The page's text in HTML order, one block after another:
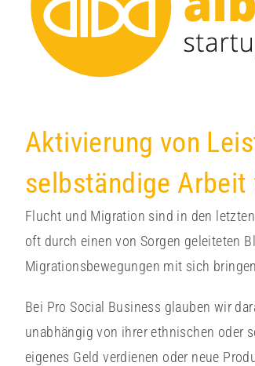
Aktivierung von
selbständige
Flucht und Migration sind in den
oft durch einen von Sorgen geleiteten
Migrationsbewegungen mit sich
Bei Pro Social Business glauben wir
unabhängig von ihrer ethnischen oder
eigenes Geld verdienen oder neue